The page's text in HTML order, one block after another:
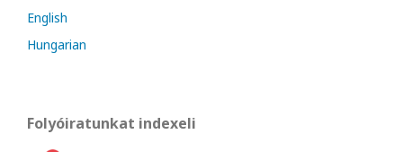
English
Hungarian
Folyóiratunkat indexeli